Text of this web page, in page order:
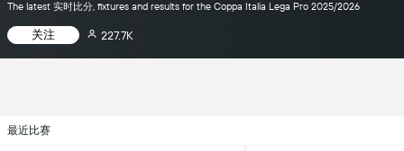
The latest 实时比分, fixtures and results for the Coppa Italia Lega Pro 2025/2026
关注 227.7K
最近比赛